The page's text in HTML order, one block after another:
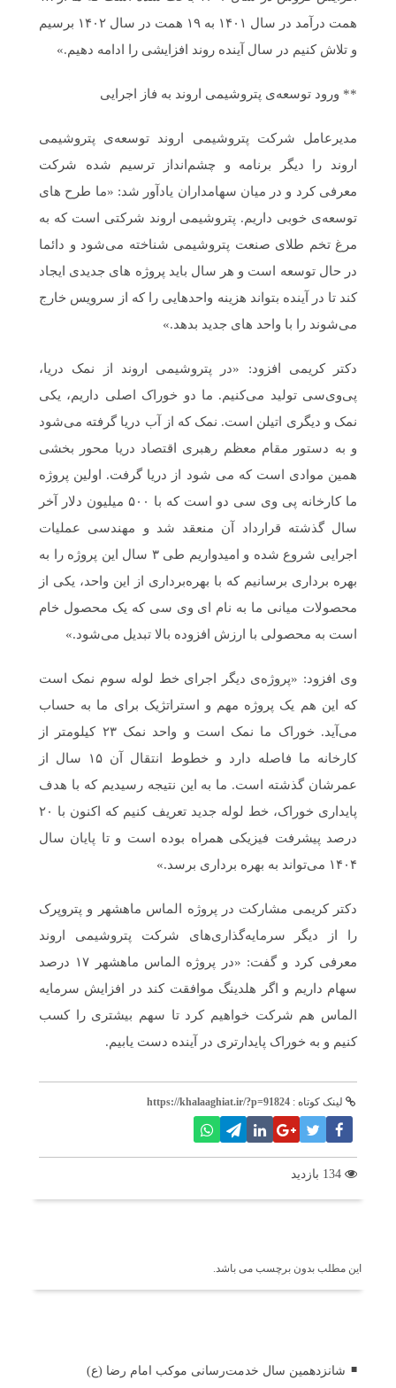
همت درآمد در سال ۱۴۰۱ به ۱۹ همت در سال ۱۴۰۲ برسیم
و تلاش کنیم در سال آینده روند افزایشی را ادامه دهیم.»
** ورود توسعه‌ی پتروشیمی اروند به فاز اجرایی
مدیرعامل شرکت پتروشیمی اروند توسعه‌ی پتروشیمی
اروند را دیگر برنامه و چشم‌انداز ترسیم شده شرکت
معرفی کرد و در میان سهامداران یادآور شد: «ما طرح های
توسعه‌ی خوبی داریم. پتروشیمی اروند شرکتی است که به
مرغ تخم طلای صنعت پتروشیمی شناخته می‌شود و دائما
در حال توسعه است و هر سال باید پروژه های جدیدی ایجاد
کند تا در آینده بتواند هزینه واحدهایی را که از سرویس خارج
می‌شوند را با واحد های جدید بدهد.»
دکتر کریمی افزود: «در پتروشیمی اروند از نمک دریا،
پی‌وی‌سی تولید می‌کنیم. ما دو خوراک اصلی داریم، یکی
نمک و دیگری اتیلن است. نمک که از آب دریا گرفته می‌شود
و به دستور مقام معظم رهبری اقتصاد دریا محور بخشی
همین موادی است که می شود از دریا گرفت. اولین پروژه
ما کارخانه پی وی سی دو است که با ۵۰۰ میلیون دلار آخر
سال گذشته قرارداد آن منعقد شد و مهندسی عملیات
اجرایی شروع شده و امیدواریم طی ۳ سال این پروژه را به
بهره برداری برسانیم که با بهره‌برداری از این واحد، یکی از
محصولات میانی ما به نام ای وی سی که یک محصول خام
است به محصولی با ارزش افزوده بالا تبدیل می‌شود.»
وی افزود: «پروژه‌ی دیگر اجرای خط لوله سوم نمک است
که این هم یک پروژه مهم و استراتژیک برای ما به حساب
می‌آید. خوراک ما نمک است و واحد نمک ۲۳ کیلومتر از
کارخانه ما فاصله دارد و خطوط انتقال آن ۱۵ سال از
عمرشان گذشته است. ما به این نتیجه رسیدیم که با هدف
پایداری خوراک، خط لوله جدید تعریف کنیم که اکنون با ۲۰
درصد پیشرفت فیزیکی همراه بوده است و تا پایان سال
۱۴۰۴ می‌تواند به بهره برداری برسد.»
دکتر کریمی مشارکت در پروژه الماس ماهشهر و پتروپرک‌
را از دیگر سرمایه‌گذاری‌های شرکت پتروشیمی اروند
معرفی کرد و گفت: «در پروژه الماس ماهشهر ۱۷ درصد
سهام داریم و اگر هلدینگ موافقت کند در افزایش سرمایه
الماس هم شرکت خواهیم کرد تا سهم بیشتری را کسب
کنیم و به خوراک پایدارتری در آینده دست یابیم.
لینک کوتاه : https://khalaaghiat.ir/?p=91824
این مطلب بدون برچسب می باشد.
شانزدهمین سال خدمت‌رسانی موکب امام رضا (ع)